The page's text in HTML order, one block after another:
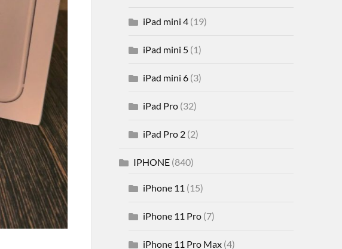
iPad mini 4(19)
iPad mini 5(1)
iPad mini 6(3)
iPad Pro(32)
iPad Pro 2(2)
IPHONE(840)
iPhone 11 (15)
iPhone 11 Pro(7)
iPhone 11 Pro Max(4)